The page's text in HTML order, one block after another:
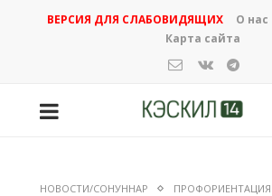
ВЕРСИЯ ДЛЯ СЛАБОВИДЯЩИХ О нас
Карта сайта
НОВОСТИ/СОНУННАР ПРОФОРИЕНТАЦИЯ